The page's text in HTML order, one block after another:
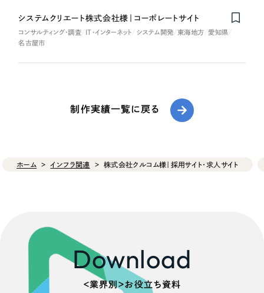
システムクリエート株式会社様｜コーポレートサイト
コンサルティング・調査 IT・インターネット システム開発 東海地方
愛知県
名古屋市
制作実績一覧に戻る
ホーム インフラ関連 株式会社クルコム様｜採用サイト・求人サイト
Download
＜業界別＞お役立ち資料